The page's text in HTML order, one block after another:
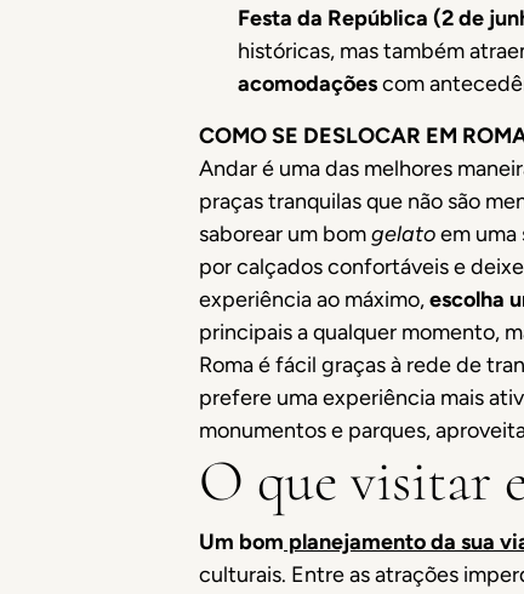
Festa da República (2 de
históricas, mas também
acomodaçõescom
COMO SE DESLOCAR EM
Andar é uma das melhores
praças tranquilas que não são
saborear um bomgelatoem
por calçados confortáveis e
experiência ao máximo,escolha
principais a qualquer momento,
Roma é fácil graças à rede de
prefere uma experiência mais
monumentos e parques,
O que visitar
Um bom planejamento da sua
culturais. Entre as atrações